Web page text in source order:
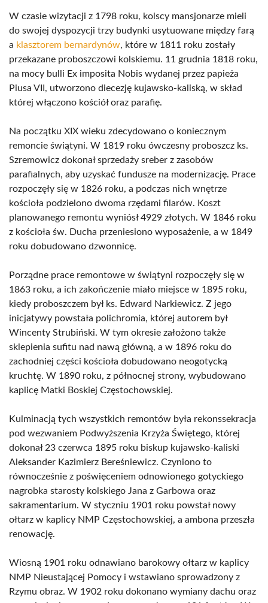
W czasie wizytacji z 1798 roku, kolscy mansjonarze mieli
do swojej dyspozycji trzy budynki usytuowane między farą
a klasztorem bernardynów, które w 1811 roku zostały
przekazane proboszczowi kolskiemu. 11 grudnia 1818 roku,
na mocy bulli Ex imposita Nobis wydanej przez papieża
Piusa VII, utworzono diecezję kujawsko-kaliską, w skład
której włączono kościół oraz parafię.
Na początku XIX wieku zdecydowano o koniecznym
remoncie świątyni. W 1819 roku ówczesny proboszcz ks.
Szremowicz dokonał sprzedaży sreber z zasobów
parafialnych, aby uzyskać fundusze na modernizację. Prace
rozpoczęły się w 1826 roku, a podczas nich wnętrze
kościoła podzielono dwoma rzędami filarów. Koszt
planowanego remontu wyniósł 4929 złotych. W 1846 roku
z kościoła św. Ducha przeniesiono wyposażenie, a w 1849
roku dobudowano dzwonnicę.
Porządne prace remontowe w świątyni rozpoczęły się w
1863 roku, a ich zakończenie miało miejsce w 1895 roku,
kiedy proboszczem był ks. Edward Narkiewicz. Z jego
inicjatywy powstała polichromia, której autorem był
Wincenty Strubiński. W tym okresie założono także
sklepienia sufitu nad nawą główną, a w 1896 roku do
zachodniej części kościoła dobudowano neogotycką
kruchtę. W 1890 roku, z północnej strony, wybudowano
kaplicę Matki Boskiej Częstochowskiej.
Kulminacją tych wszystkich remontów była rekonssekracja
pod wezwaniem Podwyższenia Krzyża Świętego, której
dokonał 23 czerwca 1895 roku biskup kujawsko-kaliski
Aleksander Kazimierz Bereśniewicz. Czyniono to
równocześnie z poświęceniem odnowionego gotyckiego
nagrobka starosty kolskiego Jana z Garbowa oraz
sakramentarium. W styczniu 1901 roku powstał nowy
ołtarz w kaplicy NMP Częstochowskiej, a ambona przeszła
renowację.
Wiosną 1901 roku odnawiano barokowy ołtarz w kaplicy
NMP Nieustającej Pomocy i wstawiano sprowadzony z
Rzymu obraz. W 1902 roku dokonano wymiany dachu oraz